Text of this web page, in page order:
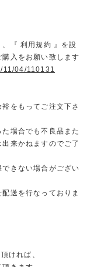
『 利用規約 』を設
入をお願い致します
04/110131
をもってご注文下さ
場合でも不良品また
来かねますのでご了
きない場合がござい
送を行なっておりま
ければ、